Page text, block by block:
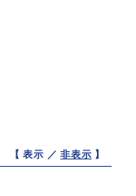
【 表示 ／非表示 】